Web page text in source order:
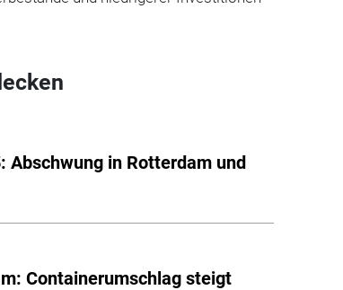
Abschwung in Rotterdam und
Containerumschlag steigt